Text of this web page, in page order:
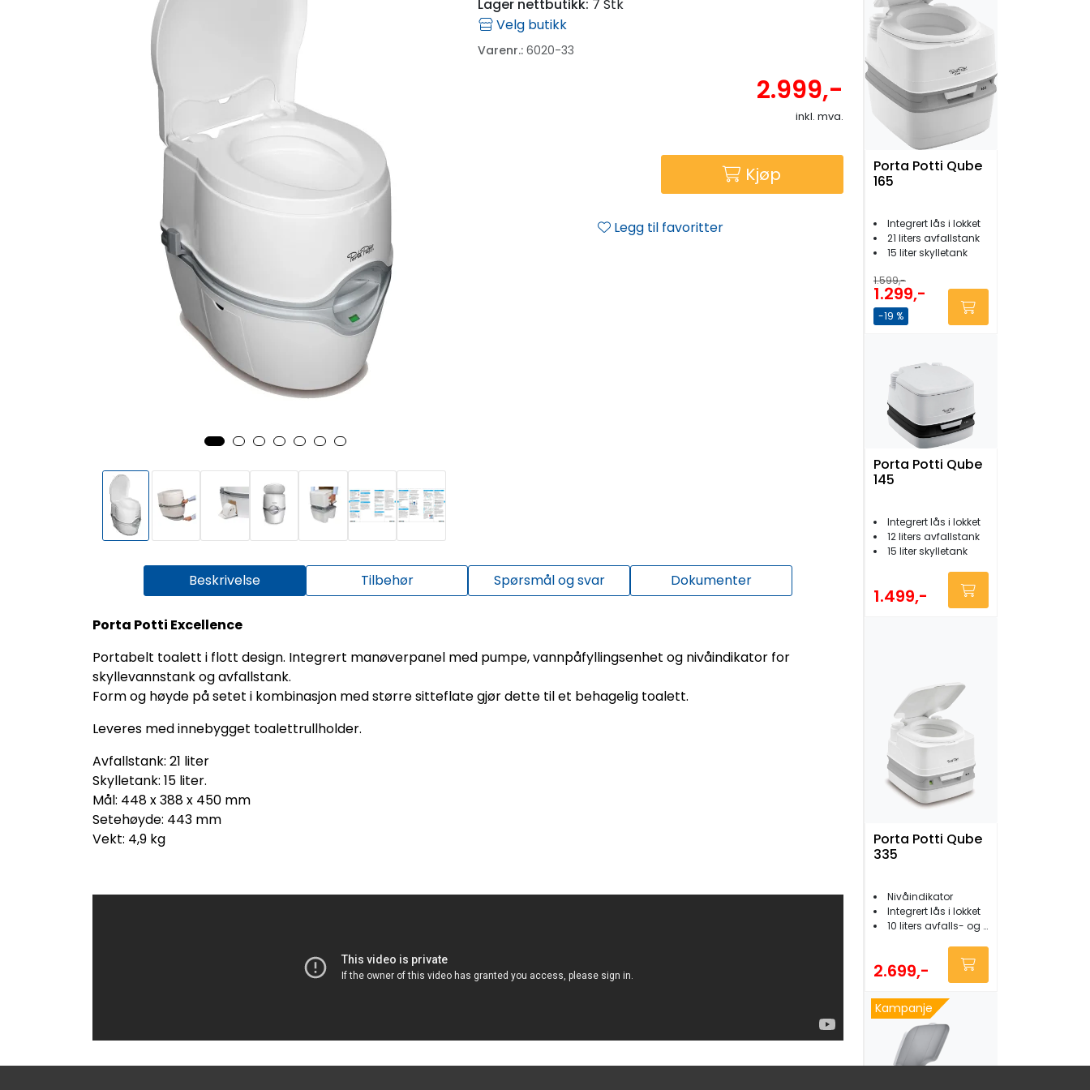
Lager nettbutikk: 7 Stk
Velg butikk
Varenr.: 6020-33
2.999,-
inkl. mva.
Kjøp
Legg til favoritter
Beskrivelse Tilbehør Spørsmål og svar Dokumenter
Porta Potti Excellence
Portabelt toalett i flott design. Integrert manøverpanel med pumpe, vannpåfyllingsenhet og nivåindikator for
skyllevannstank og avfallstank.
Form og høyde på setet i kombinasjon med større sitteflate gjør dette til et behagelig toalett.
Leveres med innebygget toalettrullholder.
Avfallstank: 21 liter
Skylletank: 15 liter.
Mål: 448 x 388 x 450 mm
Setehøyde: 443 mm
Vekt: 4,9 kg
Porta Potti Qube
165
Integrert lås i lokket
21 liters avfallstank
15 liter skylletank
1.599,-
1.299,-
-19 %
Porta Potti Qube
145
Integrert lås i lokket
12 liters avfallstank
15 liter skylletank
1.499,-
Porta Potti Qube
335
Nivåindikator
Integrert lås i lokket
10 liters avfalls- og skylletank
2.699,-
Kampanje